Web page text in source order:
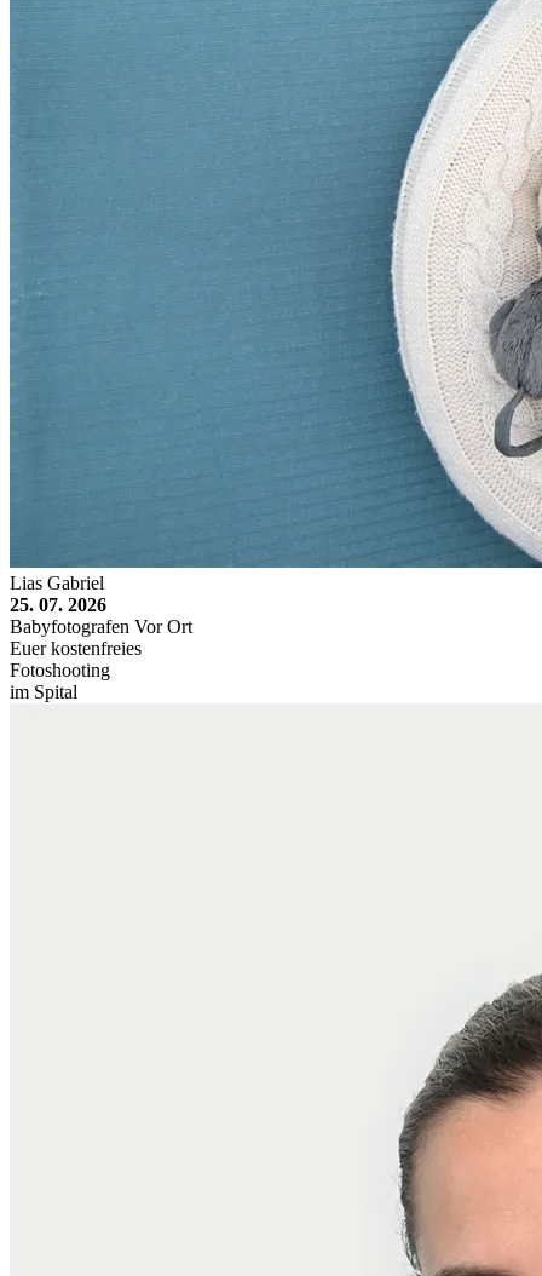
Lias Gabriel
25. 07. 2026
Babyfotografen Vor Ort
Euer kostenfreies
Fotoshooting
im Spital